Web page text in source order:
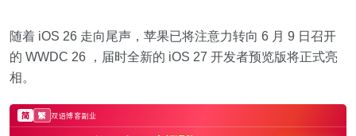
随着 iOS 26 走向尾声，苹果已将注意力转向 6 月 9 日召开
的 WWDC 26 ，届时全新的 iOS 27 开发者预览版将正式亮
相。